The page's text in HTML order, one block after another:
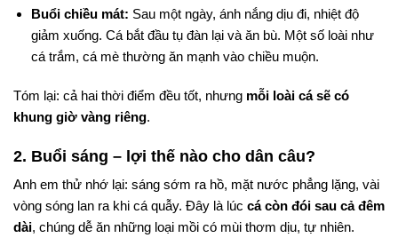
Buổi chiều mát: Sau một ngày, ánh nắng dịu đi, nhiệt độ
giảm xuống. Cá bắt đầu tụ đàn lại và ăn bù. Một số loài như
cá trắm, cá mè thường ăn mạnh vào chiều muộn.
Tóm lại: cả hai thời điểm đều tốt, nhưng mỗi loài cá sẽ có
khung giờ vàng riêng.
2. Buổi sáng – lợi thế nào cho dân câu?
Anh em thử nhớ lại: sáng sớm ra hồ, mặt nước phẳng lặng, vài
vòng sóng lan ra khi cá quẫy. Đây là lúc cá còn đói sau cả đêm
dài, chúng dễ ăn những loại mồi có mùi thơm dịu, tự nhiên.